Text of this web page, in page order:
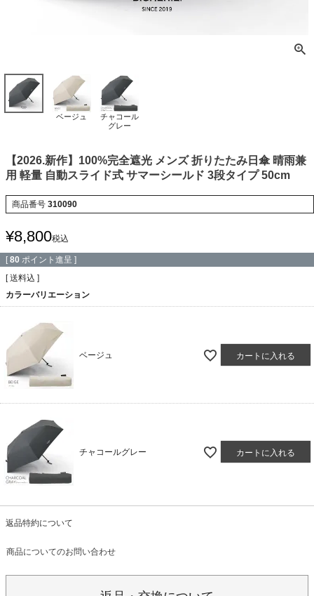
ベージュ
チャコール
グレー
【2026.新作】100%完全遮光 メンズ 折りたたみ日傘 晴雨兼
用 軽量 自動スライド式 サマーシールド 3段タイプ 50cm
商品番号 310090
¥8,800税込
[ 80 ポイント進呈 ]
送料込
カラーバリエーション
ベージュ カートに入れる
チャコールグレー カートに入れる
返品特約について
商品についてのお問い合わせ